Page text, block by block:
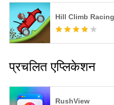
Hill Climb Racing
प्रचलित एप्लिकेशन
RushView